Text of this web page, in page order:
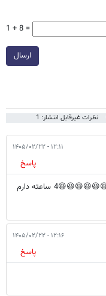
1 + 8 =
ارسال
نظرات غیرقابل انتشار: 1
۱۲:۱۱ - ۱۴۰۵/۰۲/۲۲
پاسخ
فقط اونجا که اون مرد کوچولویه گیر میکنه...😆😆😆😆😆😆😆4 ساعته دارم
۱۲:۱۶ - ۱۴۰۵/۰۲/۲۲
پاسخ